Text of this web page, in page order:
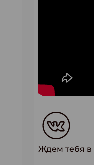
Ждем тебя в